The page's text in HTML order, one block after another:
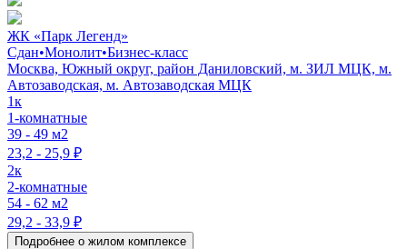
ЖК «Парк Легенд»
Сдан•Монолит•Бизнес-класс
Москва, Южный округ, район Даниловский, м. ЗИЛ МЦК, м.
Автозаводская, м. Автозаводская МЦК
1к
1-комнатные
39 - 49 м2
23,2 - 25,9 ₽
2к
2-комнатные
54 - 62 м2
29,2 - 33,9 ₽
Подробнее о жилом комплексе